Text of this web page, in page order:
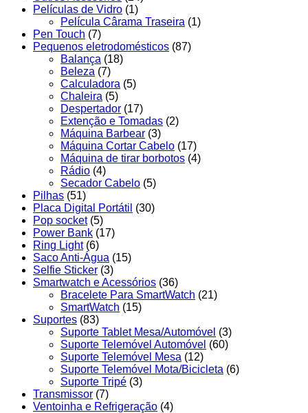
Películas de Vidro (1)
Película Cârama Traseira (1)
Pen Touch (7)
Pequenos eletrodomésticos (87)
Balança (18)
Beleza (7)
Calculadora (5)
Chaleira (5)
Despertador (17)
Extenção e Tomadas (2)
Máquina Barbear (3)
Máquina Cortar Cabelo (17)
Máquina de tirar borbotos (4)
Rádio (4)
Secador Cabelo (5)
Pilhas (51)
Placa Digital Portátil (30)
Pop socket (5)
Power Bank (17)
Ring Light (6)
Saco Anti-Água (15)
Selfie Sticker (3)
Smartwatch e Acessórios (36)
Bracelete Para SmartWatch (21)
SmartWatch (15)
Suportes (83)
Suporte Tablet Mesa/Automóvel (3)
Suporte Telemóvel Automóvel (60)
Suporte Telemóvel Mesa (12)
Suporte Telemóvel Mota/Bicicleta (6)
Suporte Tripé (3)
Transmissor (7)
Ventoinha e Refrigeração (4)